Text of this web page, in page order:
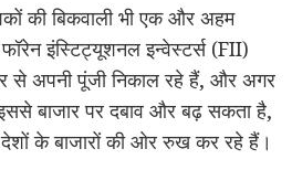
की बिकवाली भी एक और अहम
इंस्टिट्यूशनल इन्वेस्टर्स (FII)
से अपनी पूंजी निकाल रहे हैं, और अगर
बाजार पर दबाव और बढ़ सकता है,
के बाजारों की ओर रुख कर रहे हैं।